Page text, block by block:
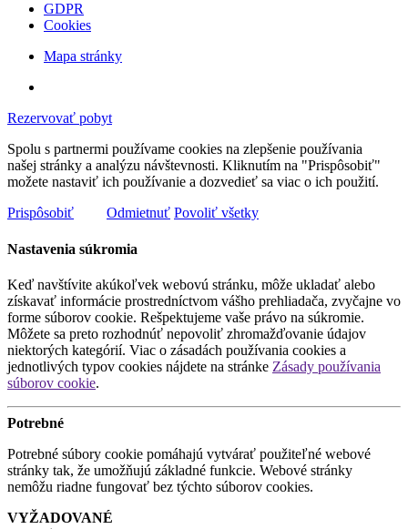
GDPR
Cookies
Mapa stránky
Rezervovať pobyt
Spolu s partnermi používame cookies na zlepšenie používania
našej stránky a analýzu návštevnosti. Kliknutím na "Prispôsobiť"
možete nastaviť ich používanie a dozvedieť sa viac o ich použití.
Prispôsobiť
Odmietnuť Povoliť všetky
Nastavenia súkromia
Keď navštívite akúkoľvek webovú stránku, môže ukladať alebo
získavať informácie prostredníctvom vášho prehliadača, zvyčajne vo
forme súborov cookie. Rešpektujeme vaše právo na súkromie.
Môžete sa preto rozhodnúť nepovoliť zhromažďovanie údajov
niektorých kategórií. Viac o zásadách používania cookies a
jednotlivých typov cookies nájdete na stránke Zásady používania
súborov cookie.
Potrebné
Potrebné súbory cookie pomáhajú vytvárať použiteľné webové
stránky tak, že umožňujú základné funkcie. Webové stránky
nemôžu riadne fungovať bez týchto súborov cookies.
VYŽADOVANÉ